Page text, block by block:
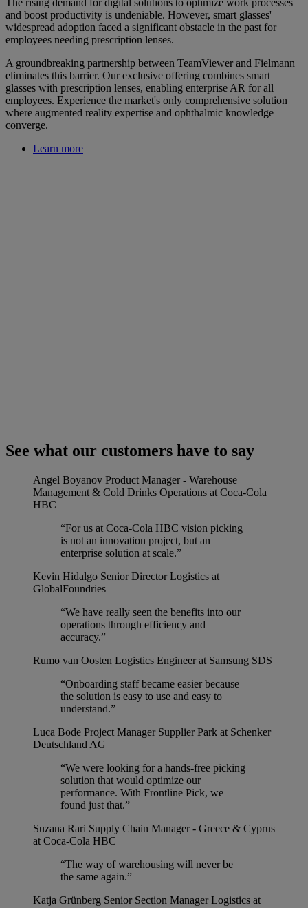
and boost productivity is undeniable. However, smart glasses'
widespread adoption faced a significant obstacle in the past for
employees needing prescription lenses.
A groundbreaking partnership between TeamViewer and Fielmann
eliminates this barrier. Our exclusive offering combines smart
glasses with prescription lenses, enabling enterprise AR for all
employees. Experience the market's only comprehensive solution
where augmented reality expertise and ophthalmic knowledge
converge.
Learn more
See what our customers have to say
Angel Boyanov Product Manager - Warehouse
Management & Cold Drinks Operations at Coca-Cola
HBC
“For us at Coca-Cola HBC vision picking
is not an innovation project, but an
enterprise solution at scale.”
Kevin Hidalgo Senior Director Logistics at
GlobalFoundries
“We have really seen the benefits into our
operations through efficiency and
accuracy.”
Rumo van Oosten Logistics Engineer at Samsung SDS
“Onboarding staff became easier because
the solution is easy to use and easy to
understand.”
Luca Bode Project Manager Supplier Park at Schenker
Deutschland AG
“We were looking for a hands-free picking
solution that would optimize our
performance. With Frontline Pick, we
found just that.”
Suzana Rari Supply Chain Manager - Greece & Cyprus
at Coca-Cola HBC
“The way of warehousing will never be
the same again.”
Katja Grünberg Senior Section Manager Logistics at